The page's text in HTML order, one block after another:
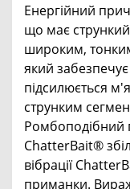
Енергійний
що має
широким,
який
підсилюється
струнким
Ромбоподібний
ChatterBait®
вібрації
приманки.